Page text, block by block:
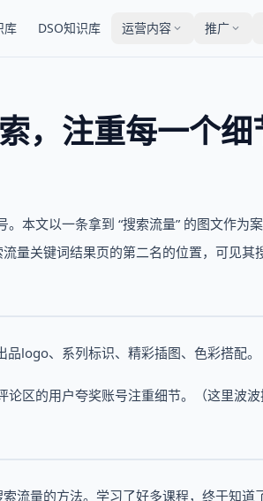
库 DSO知识库 运营内容 推广
，注重每一个细
本文以一条拿到 “搜索流量” 的图文作为
量关键词结果页的第二名的位置，可见
logo、系列标识、精彩插图、色彩搭配。
区的用户夸奖账号注重细节。（这里波
流量的方法。学习了好多课程，终于知